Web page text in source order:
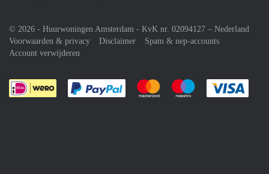
© 2026 - Huurwoningen Amsterdam - KvK nr. 02094127 – Nederland
Voorwaarden & privacy
Disclaimer
Spam & nep-accounts
Account verwijderen
Je rekent gemakkelijk af met Paypal
Je rekent gemakkelijk af met
Je rekent